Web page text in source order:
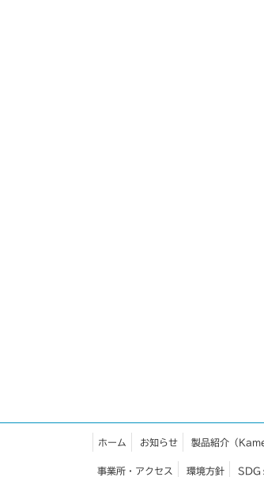
ホーム お知らせ 製品紹介（
事業所・アクセス 環境方針 SDG